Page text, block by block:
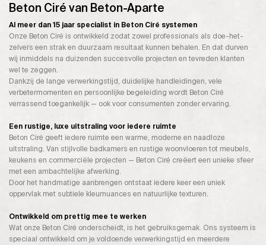
Beton Ciré van Beton-Aparte
Al meer dan 15 jaar specialist in Beton Ciré systemen
Onze Beton Ciré is ontwikkeld zodat zowel professionals als doe-het-
zelvers een strak en duurzaam resultaat kunnen behalen. En dat durven
wij inmiddels na duizenden succesvolle projecten en tevreden klanten
wel te zeggen.
Dankzij de lange verwerkingstijd, duidelijke handleidingen, vele
verbetermomenten en persoonlijke begeleiding wordt Beton Ciré
verrassend toegankelijk — ook voor consumenten zonder ervaring.
Een rustige, luxe uitstraling voor iedere ruimte
Beton Ciré geeft iedere ruimte een warme, moderne en naadloze
uitstraling. Van stijlvolle badkamers en rustige woonvloeren tot meubels,
keukens en commerciële projecten — Beton Ciré creëert een unieke sfeer
met een ambachtelijke afwerking.
Door het handmatige aanbrengen ontstaat iedere keer een uniek
oppervlak met subtiele kleurnuances en natuurlijke texturen.
Ontwikkeld om prettig mee te werken
Wat onze Beton Ciré onderscheidt, is het gebruiksgemak. Ons systeem is
speciaal ontwikkeld om je voldoende verwerkingstijd en meerdere